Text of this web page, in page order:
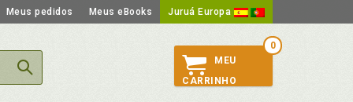
Meus pedidos Meus eBooks Juruá Europa
0
MEU
CARRINHO